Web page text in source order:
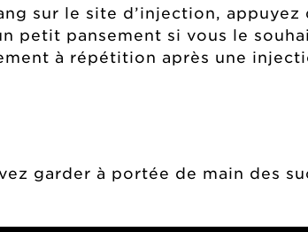
sur le site d’injection,
petit pansement si vous le
à répétition après une
garder à portée de main des